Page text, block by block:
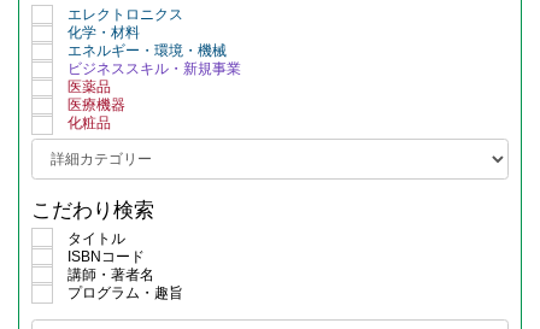
エレクトロニクス
化学・材料
エネルギー・環境・機械
ビジネススキル・新規事業
医薬品
医療機器
化粧品
こだわり検索
タイトル
ISBNコード
講師・著者名
プログラム・趣旨